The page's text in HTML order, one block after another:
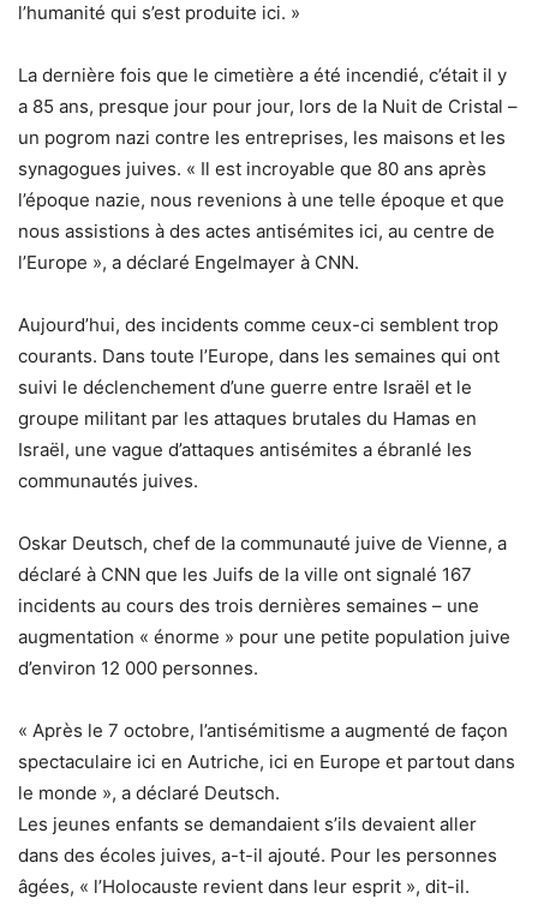
l’humanité qui s’est produite ici. »
La dernière fois que le cimetière a été incendié, c’était il y
a 85 ans, presque jour pour jour, lors de la Nuit de Cristal –
un pogrom nazi contre les entreprises, les maisons et les
synagogues juives. « Il est incroyable que 80 ans après
l’époque nazie, nous revenions à une telle époque et que
nous assistions à des actes antisémites ici, au centre de
l’Europe », a déclaré Engelmayer à CNN.
Aujourd’hui, des incidents comme ceux-ci semblent trop
courants. Dans toute l’Europe, dans les semaines qui ont
suivi le déclenchement d’une guerre entre Israël et le
groupe militant par les attaques brutales du Hamas en
Israël, une vague d’attaques antisémites a ébranlé les
communautés juives.
Oskar Deutsch, chef de la communauté juive de Vienne, a
déclaré à CNN que les Juifs de la ville ont signalé 167
incidents au cours des trois dernières semaines – une
augmentation « énorme » pour une petite population juive
d’environ 12 000 personnes.
« Après le 7 octobre, l’antisémitisme a augmenté de façon
spectaculaire ici en Autriche, ici en Europe et partout dans
le monde », a déclaré Deutsch.
Les jeunes enfants se demandaient s’ils devaient aller
dans des écoles juives, a-t-il ajouté. Pour les personnes
âgées, « l’Holocauste revient dans leur esprit », dit-il.